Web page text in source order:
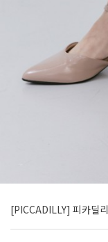
[PICCADILLY] 피카딜